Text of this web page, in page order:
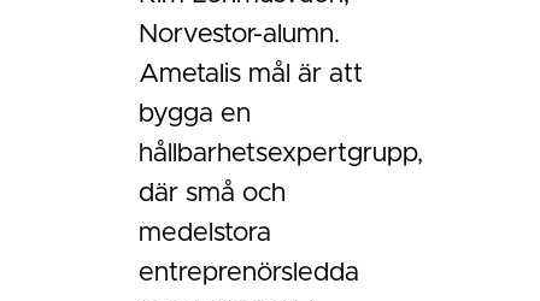
Norvestor-alumn.
Ametalis mål är att
bygga en
hållbarhetsexpertgrupp,
där små och
medelstora
entreprenörsledda